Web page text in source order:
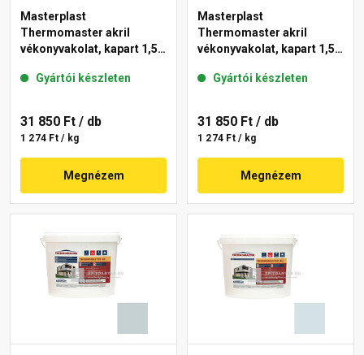
Masterplast
Thermomaster akril
vékonyvakolat, kapart 1,5
Gyártói készleten
31 850 Ft / db
1 274 Ft / kg
Megnézem
Masterplast
Thermomaster akril
vékonyvakolat, kapart 1,5
Gyártói készleten
31 850 Ft / db
1 274 Ft / kg
Megnézem